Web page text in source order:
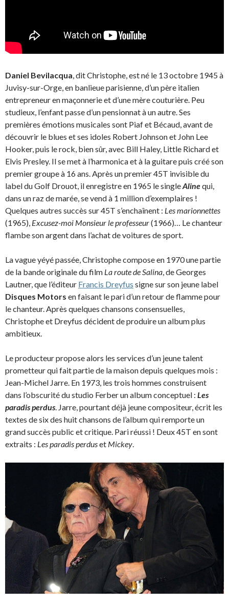
Daniel Bevilacqua, dit Christophe, est né le 13 octobre 1945 à
Juvisy-sur-Orge, en banlieue parisienne, d’un père italien
entrepreneur en maçonnerie et d’une mère couturière. Peu
studieux, l’enfant passe d’un pensionnat à un autre. Ses
premières émotions musicales sont Piaf et Bécaud, avant de
découvrir le blues et ses idoles Robert Johnson et John Lee
Hooker, puis le rock, bien sûr, avec Bill Haley, Little Richard et
Elvis Presley. Il se met à l’harmonica et à la guitare puis créé son
premier groupe à 16 ans.Après un premier 45T invisible du
label du Golf Drouot, il enregistre en 1965 le singleAlinequi,
dans un raz de marée, se vend à 1 million d’exemplaires !
Quelques autres succès sur 45T s’enchaînent : Les marionnettes
(1965), Excusez-moi Monsieur le professeur(1966)… Le chanteur
flambe son argent dans l’achat de voitures de sport.
La vague yéyé passée, Christophe compose en 1970 une partie
de la bande originale du film La route de Salina, de Georges
Lautner, que l’éditeur Francis Dreyfus signe sur son jeune label
Disques Motors en faisant le pari d’un retour de flamme pour
le chanteur. Après quelques chansons consensuelles,
Christophe et Dreyfus décident de produire un album plus
ambitieux.
Le producteur propose alors les services d’un jeune talent
prometteur qui fait partie de la maison depuis quelques mois :
Jean-Michel Jarre. En 1973, les trois hommes construisent
dans l’obscurité du studio Ferber un album conceptuel : Les
paradis perdus. Jarre, pourtant déjà jeune compositeur, écrit les
textes de six des huit chansons de l’album qui remporte un
grand succès public et critique. Pari réussi ! Deux 45T en sont
extraits : Les paradis perduset Mickey.